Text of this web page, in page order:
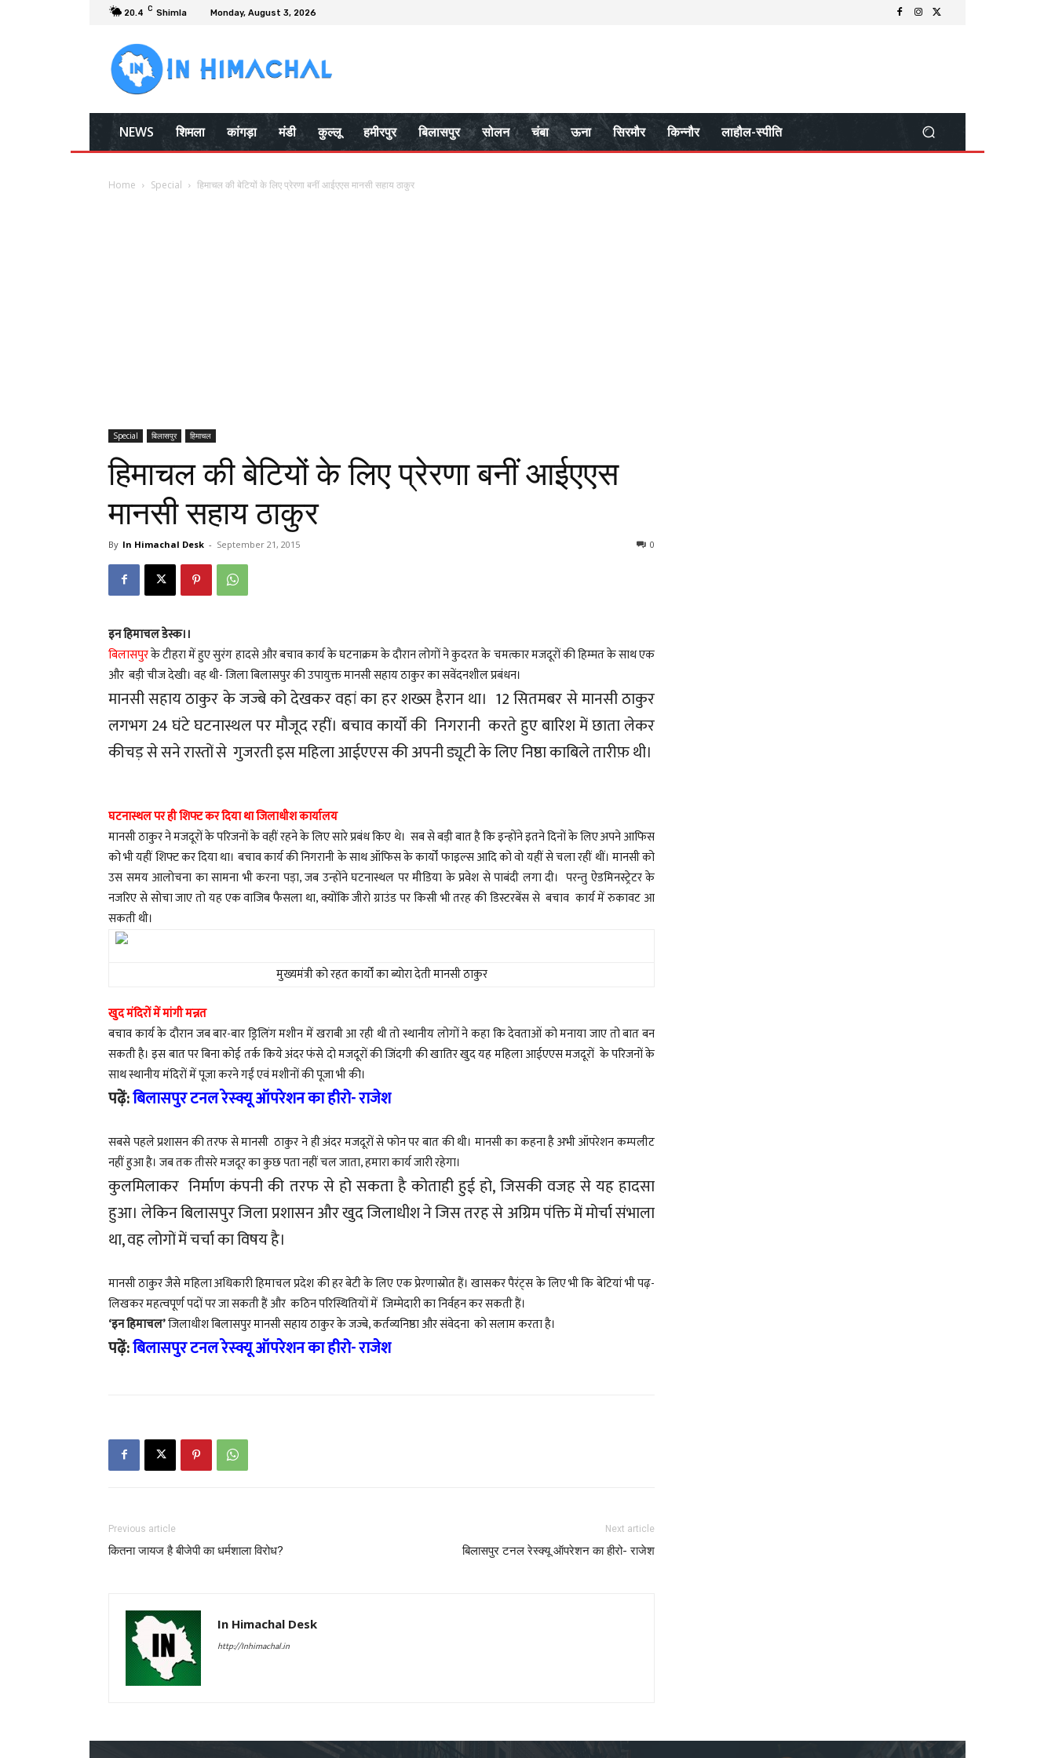
20.4 C Shimla Monday, August 3, 2026
NEWS शिमला कांगड़ा मंडी कुल्लू हमीरपुर बिलासपुर सोलन चंबा ऊना सिरमौर किन्नौर लाहौल-स्पीति
Home Special हिमाचल की बेटियों के लिए प्रेरणा बनीं आईएएस मानसी सहाय ठाकुर
Special बिलासपुर हिमाचल
हिमाचल की बेटियों के लिए प्रेरणा बनीं आईएएस
मानसी सहाय ठाकुर
By In Himachal Desk - September 21, 2015 0
इन हिमाचल डेस्क।।
बिलासपुरके टीहरा में हुए सुरंग हादसे और बचाव कार्य के घटनाक्रम के दौरान लोगों ने कुदरत के चमत्कार मजदूरों की हिम्मत के साथ एक
और बड़ी चीज देखी। वह थी- जिला बिलासपुर की उपायुक्त मानसी सहाय ठाकुर का सवेंदनशील प्रबंधन।
मानसी सहाय ठाकुर के जज्बे को देखकर वहां का हर शख्स हैरान था। 12 सितमबर से मानसी ठाकुर
लगभग 24 घंटे घटनास्थल पर मौजूद रहीं। बचाव कार्यों की निगरानी करते हुए बारिश में छाता लेकर
कीचड़ से सने रास्तों से गुजरती इस महिला आईएएस की अपनी ड्यूटी के लिए निष्ठा काबिले तारीफ़ थी।
घटनास्थल पर ही शिफ्ट कर दिया था जिलाधीश कार्यालय
मानसी ठाकुर ने मजदूरों के परिजनों के वहीं रहने के लिए सारे प्रबंध किए थे। सब से बड़ी बात है कि इन्होंने इतने दिनों के लिए अपने आफिस
को भी यहीं शिफ्ट कर दिया था। बचाव कार्य की निगरानी के साथ ऑफिस के कार्यों फाइल्स आदि को वो यहीं से चला रहीं थीं। मानसी को
उस समय आलोचना का सामना भी करना पड़ा, जब उन्होंने घटनास्थल पर मीडिया के प्रवेश से पाबंदी लगा दी। परन्तु ऐडमिनस्ट्रेटर के
नजरिए से सोचा जाए तो यह एक वाजिब फैसला था, क्योंकि जीरो ग्राउंड पर किसी भी तरह की डिस्टरबेंस से बचाव कार्य में रुकावट आ
सकती थी।
मुख्यमंत्री को रहत कार्यों का ब्योरा देती मानसी ठाकुर
खुद मंदिरों में मांगी मन्नत
बचाव कार्य के दौरान जब बार-बार ड्रिलिंग मशीन में खराबी आ रही थी तो स्थानीय लोगों ने कहा कि देवताओं को मनाया जाए तो बात बन
सकती है। इस बात पर बिना कोई तर्क किये अंदर फंसे दो मजदूरों की जिंदगी की खातिर खुद यह महिला आईएएस मजदूरों के परिजनों के
साथ स्थानीय मंदिरों में पूजा करने गईं एवं मशीनों की पूजा भी की।
पढ़ें:बिलासपुर टनल रेस्क्यू ऑपरेशन का हीरो- राजेश
सबसे पहले प्रशासन की तरफ से मानसी ठाकुर ने ही अंदर मजदूरों से फोन पर बात की थी। मानसी का कहना है अभी ऑपरेशन कम्पलीट
नहीं हुआ है। जब तक तीसरे मजदूर का कुछ पता नहीं चल जाता, हमारा कार्य जारी रहेगा।
कुलमिलाकर निर्माण कंपनी की तरफ से हो सकता है कोताही हुई हो, जिसकी वजह से यह हादसा
हुआ। लेकिन बिलासपुर जिला प्रशासन और खुद जिलाधीश ने जिस तरह से अग्रिम पंक्ति में मोर्चा संभाला
था, वह लोगों में चर्चा का विषय है।
मानसी ठाकुर जैसे महिला अधिकारी हिमाचल प्रदेश की हर बेटी के लिए एक प्रेरणास्रोत हैं। खासकर पैरंट्स के लिए भी कि बेटियां भी पढ़-
लिखकर महत्वपूर्ण पदों पर जा सकती हैं और कठिन परिस्थितियों में जिम्मेदारी का निर्वहन कर सकती हैं।
‘इन हिमाचल’जिलाधीश बिलासपुर मानसी सहाय ठाकुर के जज्बे, कर्तव्यनिष्ठा और संवेदना को सलाम करता है।
पढ़ें:बिलासपुर टनल रेस्क्यू ऑपरेशन का हीरो- राजेश
Previous article
कितना जायज है बीजेपी का धर्मशाला विरोध?
Next article
बिलासपुर टनल रेस्क्यू ऑपरेशन का हीरो- राजेश
In Himachal Desk
http://Inhimachal.in